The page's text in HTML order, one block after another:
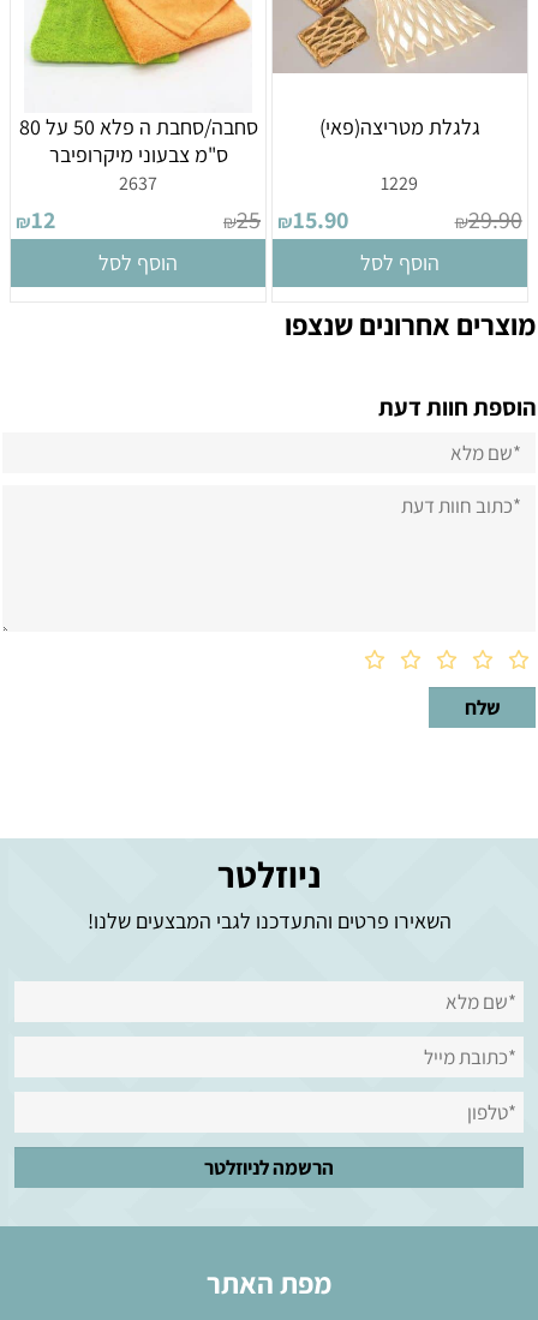
גלגלת מטריצה(פאי)
1229
₪29.90
₪15.90
הוסף לסל
סחבה/סחבת ה פלא 50 על 80
ס"מ צבעוני מיקרופיבר
2637
₪25
₪12
הוסף לסל
מוצרים אחרונים שנצפו
הוספת חוות דעת
ניוזלטר
השאירו פרטים והתעדכנו לגבי המבצעים שלנו!
מפת האתר